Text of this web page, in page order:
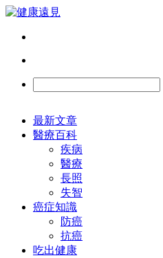
最新文章
醫療百科
疾病
醫療
長照
失智
癌症知識
防癌
抗癌
吃出健康